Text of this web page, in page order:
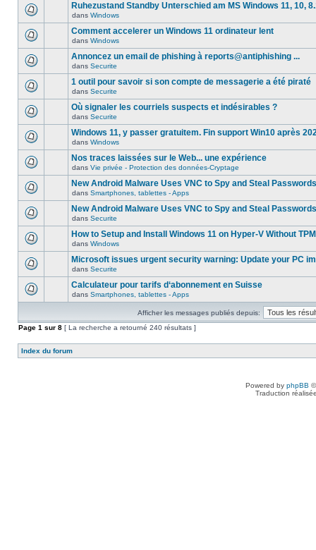
Ruhezustand Standby Unterschied am MS Windows 11, 10,
dans Windows
Comment accelerer un Windows 11 ordinateur lent
dans Windows
Annoncez un email de phishing à reports@antiphishing ...
dans Securite
1 outil pour savoir si son compte de messagerie a été piraté
dans Securite
Où signaler les courriels suspects et indésirables ?
dans Securite
Windows 11, y passer gratuitem. Fin support Win10 après
dans Windows
Nos traces laissées sur le Web... une expérience
dans Vie privée - Protection des données-Cryptage
New Android Malware Uses VNC to Spy and Steal Passwords
dans Smartphones, tablettes - Apps
New Android Malware Uses VNC to Spy and Steal Passwords
dans Securite
How to Setup and Install Windows 11 on Hyper-V Without TPM
dans Windows
Microsoft issues urgent security warning: Update your PC
dans Securite
Calculateur pour tarifs d‘abonnement en Suisse
dans Smartphones, tablettes - Apps
Afficher les messages publiés depuis:
Page 1 sur 8 [ La recherche a retourné 240 résultats ]
Index du forum
Powered by phpBB
Traduction